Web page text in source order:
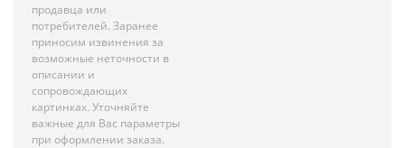
продавца или
потребителей. Заранее
приносим извинения за
возможные неточности в
описании и
сопровождающих
картинках. Уточняйте
важные для Вас параметры
при оформлении заказа.